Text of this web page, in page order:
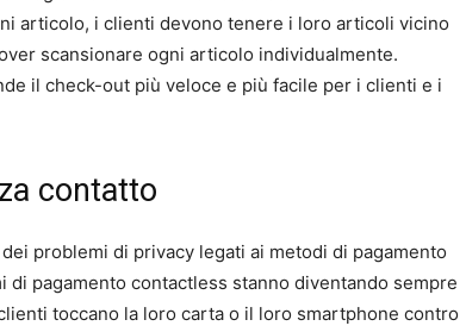
articolo, i clienti devono tenere i loro articoli vicino
scansionare ogni articolo individualmente.
il check-out più veloce e più facile per i clienti e i
contatto
problemi di privacy legati ai metodi di pagamento
pagamento contactless stanno diventando sempre
toccano la loro carta o il loro smartphone contro